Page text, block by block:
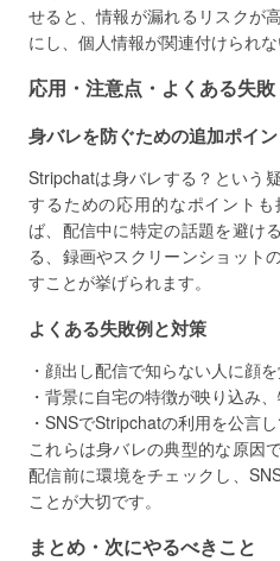
せると、情報が漏れるリスクが
にし、個人情報が関連付けられな
応用・注意点・よくある失敗
身バレを防ぐための追加ポイン
Stripchatは身バレする？という
するための応用的なポイント
ば、配信中に特定の話題を避け
る、録画やスクリーンショット
すことが挙げられます。
よくある失敗例と対策
・顔出し配信で知らない人に顔
・背景に自宅の特徴が映り込み
・SNSでStripchatの利用を公言
これらは身バレの典型的な原因
配信前に環境をチェックし、
ことが大切です。
まとめ・次にやるべきこと